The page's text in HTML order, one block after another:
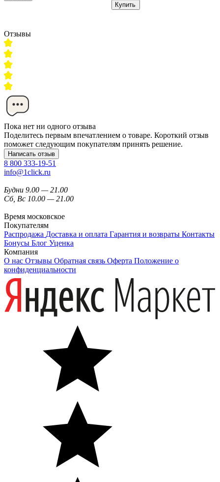
Купить
Отзывы
Пока нет ни одного отзыва
Поделитесь первым впечатлением о товаре. Короткий отзыв
поможет следующим покупателям принять решение.
Написать отзыв
8 800 333-19-51
info@1click.ru
Будни 9.00 — 21.00
Сб, Вс 10.00 — 21.00
Время московское
Покупателям
Распродажа Доставка и оплата Гарантия и возвраты Контакты
Бонусы Блог Уценка
Компания
О нас Отзывы Обратная связь Оферта Положение о
конфиденциальности